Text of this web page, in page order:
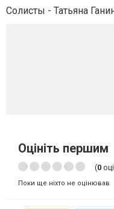
Солисты - Татьяна
Оцініть першим
(0
Поки ще ніхто не оцінював